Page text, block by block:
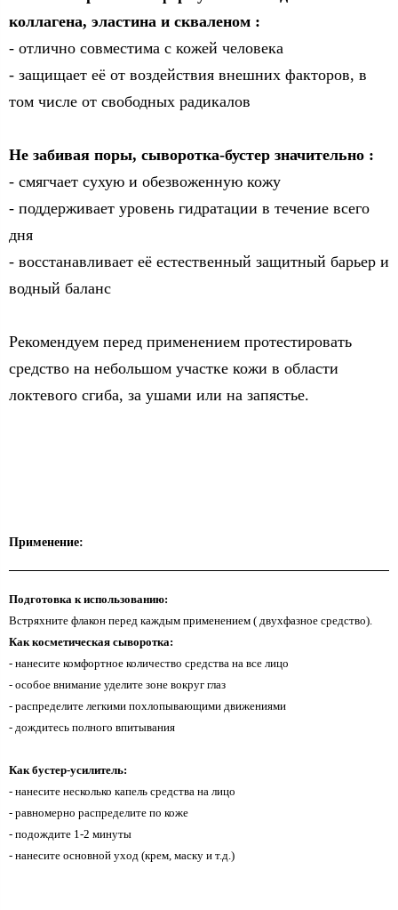
коллагена, эластина и скваленом :
- отлично совместима с кожей человека
- защищает её от воздействия внешних факторов, в
том числе от свободных радикалов
Не забивая поры, сыворотка-бустер значительно :
- смягчает сухую и обезвоженную кожу
- поддерживает уровень гидратации в течение всего
дня
- восстанавливает её естественный защитный барьер и
водный баланс
Рекомендуем перед применением протестировать
средство на небольшом участке кожи в области
локтевого сгиба, за ушами или на запястье.
Применение:
Подготовка к использованию:
Встряхните флакон перед каждым применением ( двухфазное средство).
Как косметическая сыворотка:
- нанесите комфортное количество средства на все лицо
- особое внимание уделите зоне вокруг глаз
- распределите легкими похлопывающими движениями
- дождитесь полного впитывания
Как бустер-усилитель:
- нанесите несколько капель средства на лицо
- равномерно распределите по коже
- подождите 1-2 минуты
- нанесите основной уход (крем, маску и т.д.)